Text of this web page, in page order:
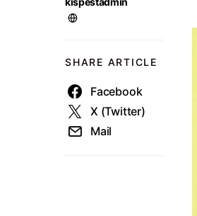
SHARE ARTICLE
Facebook
X (Twitter)
Mail